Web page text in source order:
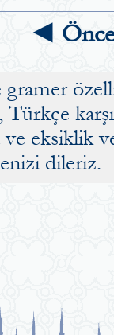
◄
Türkçe
ve
dileriz.